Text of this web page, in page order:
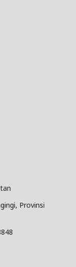
Provinsi